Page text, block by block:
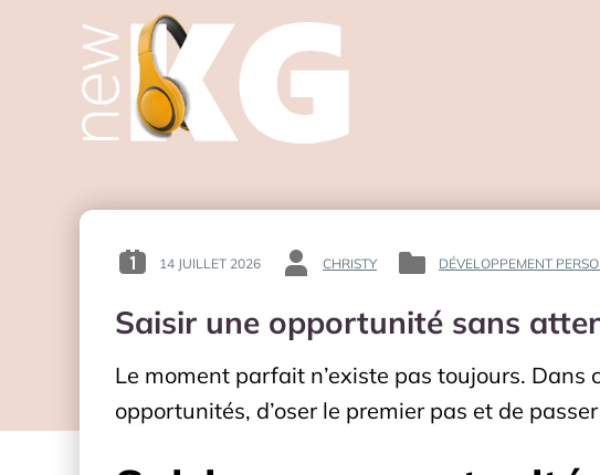
POSTED
:
14 JUILLET 2026
BY
CHRISTY
POSTED
DÉVELOPPEMENT
Saisir une opportunité sans
Le moment parfait n’existe pas toujours.
opportunités, d’oser le premier pas et de